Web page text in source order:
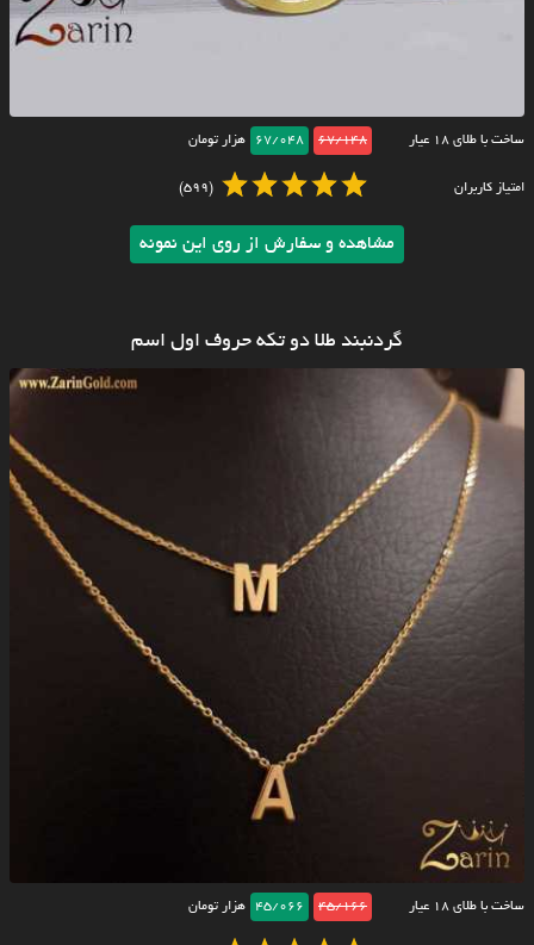
ساخت با طلای ۱۸ عیار 67/148
67/048 هزار تومان
امتیاز کاربران (599)
مشاهده و سفارش از روی این نمونه
گردنبند طلا دو تکه حروف اول اسم
ساخت با طلای ۱۸ عیار 45/166
45/066 هزار تومان